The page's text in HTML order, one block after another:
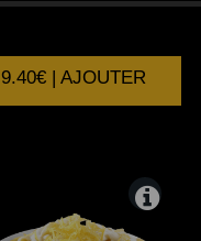
9.40€ | AJOUTER